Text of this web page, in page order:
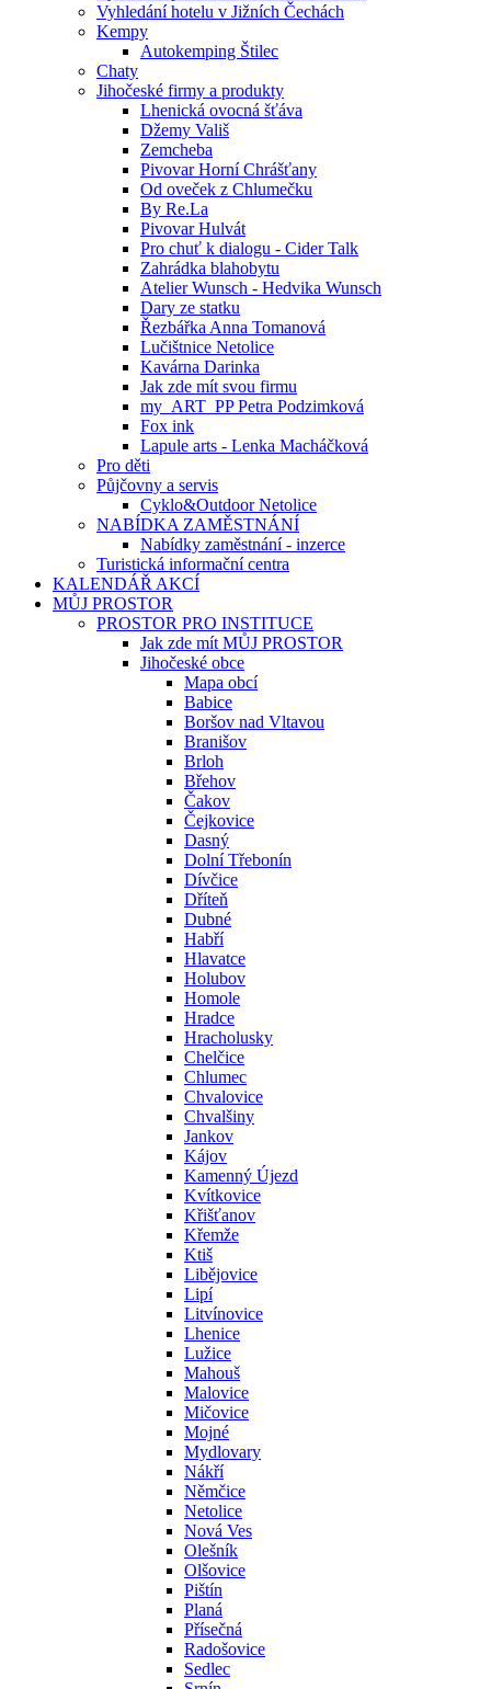
Vyhledání hotelu v Jižních Čechách
Kempy
Autokemping Štilec
Chaty
Jihočeské firmy a produkty
Lhenická ovocná šťáva
Džemy Vališ
Zemcheba
Pivovar Horní Chrášťany
Od oveček z Chlumečku
By Re.La
Pivovar Hulvát
Pro chuť k dialogu - Cider Talk
Zahrádka blahobytu
Atelier Wunsch - Hedvika Wunsch
Dary ze statku
Řezbářka Anna Tomanová
Lučištnice Netolice
Kavárna Darinka
Jak zde mít svou firmu
my_ART_PP Petra Podzimková
Fox ink
Lapule arts - Lenka Macháčková
Pro děti
Půjčovny a servis
Cyklo&Outdoor Netolice
NABÍDKA ZAMĚSTNÁNÍ
Nabídky zaměstnání - inzerce
Turistická informační centra
KALENDÁŘ AKCÍ
MŮJ PROSTOR
PROSTOR PRO INSTITUCE
Jak zde mít MŮJ PROSTOR
Jihočeské obce
Mapa obcí
Babice
Boršov nad Vltavou
Branišov
Brloh
Břehov
Čakov
Čejkovice
Dasný
Dolní Třebonín
Dívčice
Dříteň
Dubné
Habří
Hlavatce
Holubov
Homole
Hradce
Hracholusky
Chelčice
Chlumec
Chvalovice
Chvalšiny
Jankov
Kájov
Kamenný Újezd
Kvítkovice
Křišťanov
Křemže
Ktiš
Libějovice
Lipí
Litvínovice
Lhenice
Lužice
Mahouš
Malovice
Mičovice
Mojné
Mydlovary
Nákří
Němčice
Netolice
Nová Ves
Olešník
Olšovice
Pištín
Planá
Přísečná
Radošovice
Sedlec